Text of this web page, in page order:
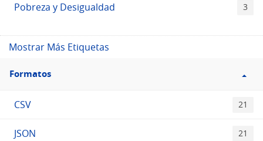
Pobreza y Desigualdad 3
Mostrar Más Etiquetas
Filtro
Formatos
Formatos
CSV 21
JSON 21